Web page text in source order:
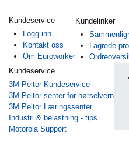
Kundeservice
Logg inn
Kontakt oss
Om Euroworker
Kundelinker
Lagrede
Kundeservice
3M Peltor Kundeservice
3M Peltor senter for hørselvern
3M Peltor Læringssenter
Industri & belastning - tips
Motorola Support